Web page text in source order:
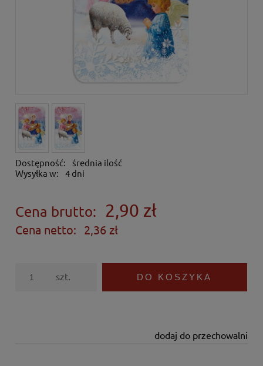
Dostępność:
średnia ilość
Wysyłka w:
4 dni
Cena brutto: 2,90 zł
Cena netto: 2,36 zł
szt. DO KOSZYKA
dodaj do przechowalni